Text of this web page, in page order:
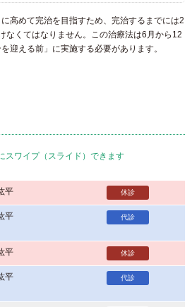
高めて完治を目指すため、完治するまでには2
なくてはなりません。この治療法は6月から12
迎える前」に実施する必要があります。
スワイプ（スライド）できます
平 休診
平 代診
平 休診
平 代診